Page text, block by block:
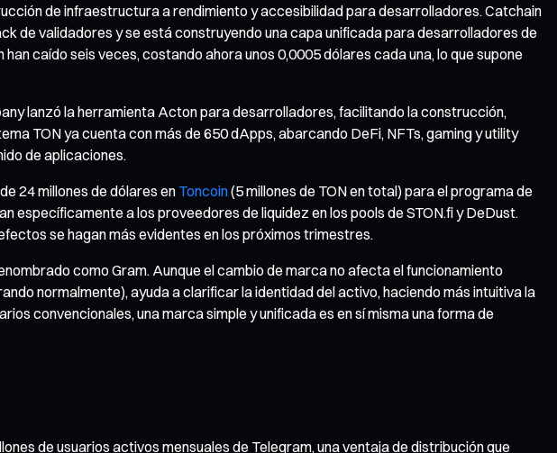
de infraestructura a rendimiento y accesibilidad para desarrolladores. Catchain
de validadores y se está construyendo una capa unificada para desarrolladores de
caído seis veces, costando ahora unos 0,0005 dólares cada una, lo que supone
lanzó la herramienta Acton para desarrolladores, facilitando la construcción,
TON ya cuenta con más de 650 dApps, abarcando DeFi, NFTs, gaming y utility
de aplicaciones.
24 millones de dólares enToncoin(5 millones de TON en total) para el programa de
específicamente a los proveedores de liquidez en los pools de STON.fi y DeDust.
se hagan más evidentes en los próximos trimestres.
como Gram. Aunque el cambio de marca no afecta el funcionamiento
normalmente), ayuda a clarificar la identidad del activo, haciendo más intuitiva la
convencionales, una marca simple y unificada es en sí misma una forma de
de usuarios activos mensuales de Telegram, una ventaja de distribución que